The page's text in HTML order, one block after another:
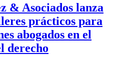
& Asociados lanza
prácticos para
abogados en el
derecho